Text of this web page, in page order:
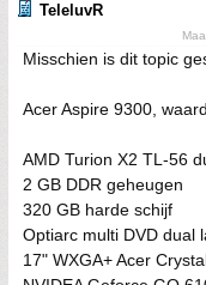
TeleluvR
Misschien is dit topic
Acer Aspire 9300,
AMD Turion X2 TL-56
2 GB DDR geheugen
320 GB harde schijf
Optiarc multi DVD dual
17" WXGA+ Acer